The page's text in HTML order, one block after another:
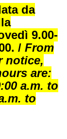
da
9.00-
/ From
notice,
are:
a.m. to
to